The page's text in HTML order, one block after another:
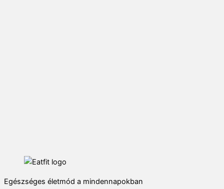
Egészséges életmód a mindennapokban